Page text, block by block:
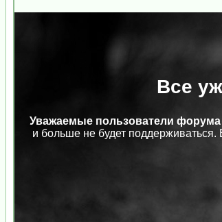
Все
Уважаемые пользователи
и больше не будет